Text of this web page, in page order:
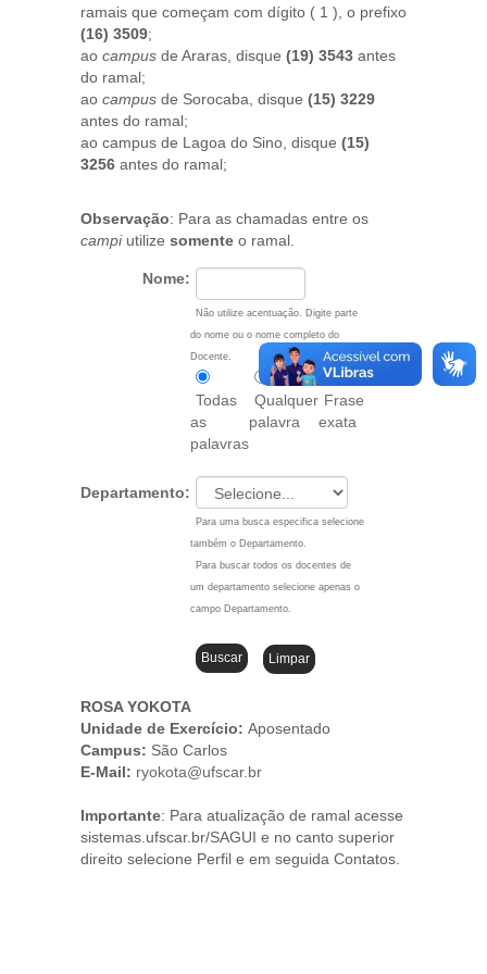
ramais que começam com dígito ( 1 ), o prefixo
(16) 3509;
ao campus de Araras, disque (19) 3543 antes
do ramal;
ao campus de Sorocaba, disque (15) 3229
antes do ramal;
ao campus de Lagoa do Sino, disque (15)
3256 antes do ramal;
Observação: Para as chamadas entre os
campiutilize somente o ramal.
Nome:
Não utilize acentuação. Digite parte
do nome ou o nome completo do
Docente.
Todas
as
palavras
Qualquer
palavra
Frase
exata
Departamento:
Para uma busca especifica selecione
também o Departamento.
Para buscar todos os docentes de
um departamento selecione apenas o
campo Departamento.
ROSA YOKOTA
Unidade de Exercício: Aposentado
Campus: São Carlos
E-Mail: ryokota@ufscar.br
Importante: Para atualização de ramal acesse
sistemas.ufscar.br/SAGUI e no canto superior
direito selecione Perfil e em seguida Contatos.